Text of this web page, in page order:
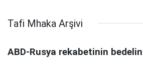
Tafi Mhaka Arşivi
ABD-Rusya rekabetinin